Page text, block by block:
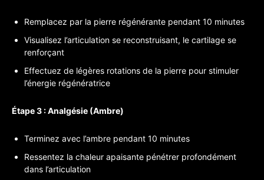
Remplacez par la pierre régénérante pendant 10 minutes
Visualisez l’articulation se reconstruisant, le cartilage se
renforçant
Effectuez de légères rotations de la pierre pour stimuler
l’énergie régénératrice
Étape 3 : Analgésie (Ambre)
Terminez avec l’ambre pendant 10 minutes
Ressentez la chaleur apaisante pénétrer profondément
dans l’articulation